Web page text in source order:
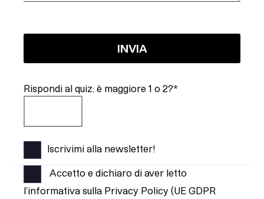
Rispondi al quiz: è maggiore 1 o 2?*
Iscrivimi alla newsletter!
Accetto e dichiaro di aver letto
l'informativa sulla Privacy Policy (UE GDPR